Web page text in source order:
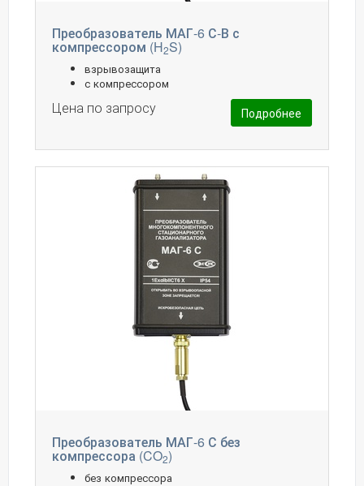
Преобразователь МАГ-6 С-В с
компрессором (H2S)
взрывозащита
с компрессором
Цена по запросу Подробнее
Преобразователь МАГ-6 С без
компрессора (CO2)
без компрессора